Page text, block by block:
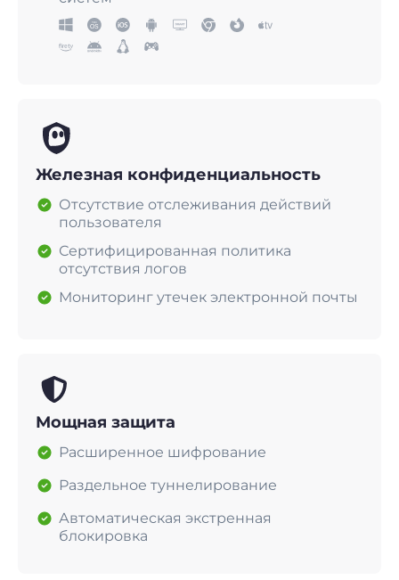
Железная конфиденциальность
Отсутствие отслеживания действий
пользователя
Сертифицированная политика
отсутствия логов
Мониторинг утечек электронной почты
Мощная защита
Расширенное шифрование
Раздельное туннелирование
Автоматическая экстренная
блокировка